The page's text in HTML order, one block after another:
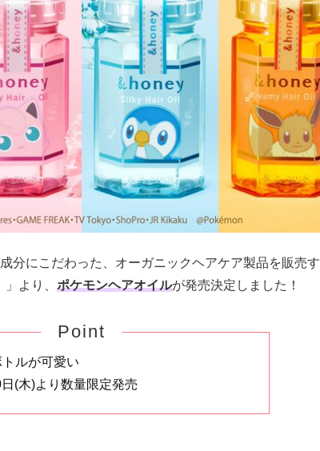
分にこだわった、オーガニックヘアケア製品を販売す
より、 ポケモンヘアオイルが発売決定しました！
Point
ルが可愛い
(木)より数量限定発売